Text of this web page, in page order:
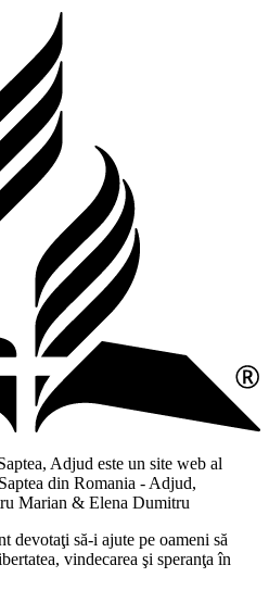
Adjud este un site web al
din Romania - Adjud,
Marian & Elena Dumitru
devotaţi să-i ajute pe oameni să
vindecarea şi speranţa în